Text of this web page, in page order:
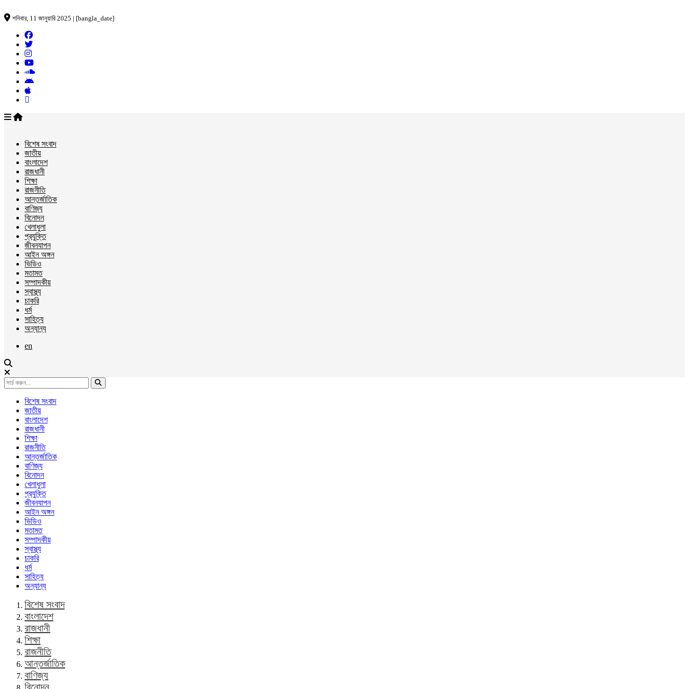
শনিবার, 11 জানুয়ারি 2025 | [bangla_date]
বিশেষ সংবাদ
জাতীয়
বাংলাদেশ
রাজধানী
শিক্ষা
রাজনীতি
আন্তর্জাতিক
বাণিজ্য
বিনোদন
খেলাধুলা
প্রযুক্তি
জীবনযাপন
আইন অঙ্গন
ভিডিও
মতামত
সম্পাদকীয়
স্বাস্থ্য
চাকরি
ধর্ম
সাহিত্য
অন্যান্য
en
বিশেষ সংবাদ
জাতীয়
বাংলাদেশ
রাজধানী
শিক্ষা
রাজনীতি
আন্তর্জাতিক
বাণিজ্য
বিনোদন
খেলাধুলা
প্রযুক্তি
জীবনযাপন
আইন অঙ্গন
ভিডিও
মতামত
সম্পাদকীয়
স্বাস্থ্য
চাকরি
ধর্ম
সাহিত্য
অন্যান্য
বিশেষ সংবাদ
বাংলাদেশ
রাজধানী
শিক্ষা
রাজনীতি
আন্তর্জাতিক
বাণিজ্য